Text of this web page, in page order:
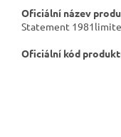
Oficiální název
Statement
Oficiální kód